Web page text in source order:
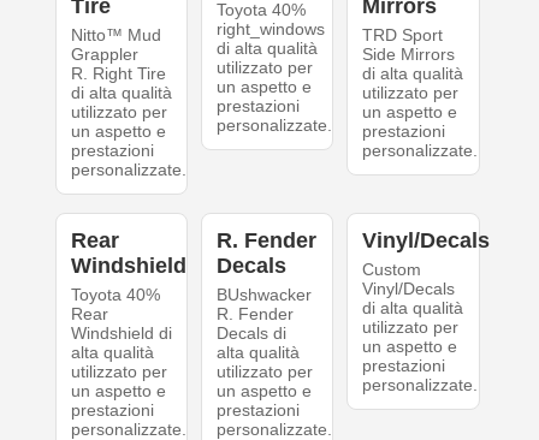
Tire
Nitto™ Mud
Grappler
R. Right Tire
di alta qualità
utilizzato per
un aspetto e
prestazioni
personalizzate.
Toyota 40%
right_windows
di alta qualità
utilizzato per
un aspetto e
prestazioni
personalizzate.
Mirrors
TRD Sport
Side Mirrors
di alta qualità
utilizzato per
un aspetto e
prestazioni
personalizzate.
Rear
Windshield
Toyota 40%
Rear
Windshield di
alta qualità
utilizzato per
un aspetto e
prestazioni
personalizzate.
R. Fender
Decals
BUshwacker
R. Fender
Decals di
alta qualità
utilizzato per
un aspetto e
prestazioni
personalizzate.
Vinyl/Decals
Custom
Vinyl/Decals
di alta qualità
utilizzato per
un aspetto e
prestazioni
personalizzate.